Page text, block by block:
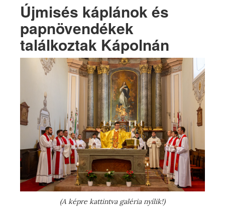
Újmisés káplánok és
papnövendékek
találkoztak Kápolnán
(A képre kattintva galéria nyílik!)